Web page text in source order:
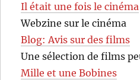
Il était une fois le cinéma
Webzine sur le cinéma
Blog: Avis sur des films
Une sélection de films
Mille et une Bobines